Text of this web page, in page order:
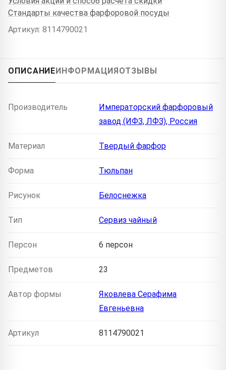
Стандарты качества фарфоровой посуды
Артикул: 8114790021
ОПИСАНИЕ ИНФОРМАЦИЯ ОТЗЫВЫ
Производитель
Императорский фарфоровый
завод (ИФЗ, ЛФЗ), Россия
Материал Твердый фарфор
Форма Тюльпан
Рисунок Белоснежка
Тип Сервиз чайный
Персон 6 персон
Предметов 23
Автор формы
Яковлева Серафима
Евгеньевна
Артикул 8114790021